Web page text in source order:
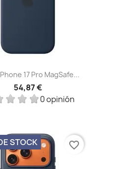
17 Pro MagSafe...
54,87 €
0 opinión
STOCK favorite_border